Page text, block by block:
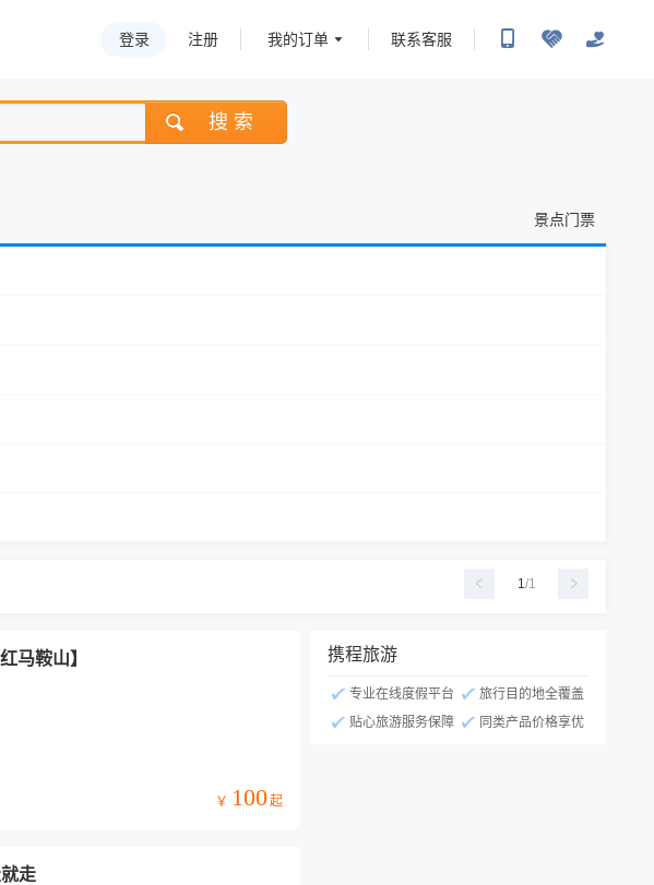
登录 注册 我的订单 联系客服
搜 索
景点门票
1/1
马鞍山】
￥ 100起
走
携程旅游
专业在线度假平台
旅行目的地全覆盖
贴心旅游服务保障
同类产品价格享优